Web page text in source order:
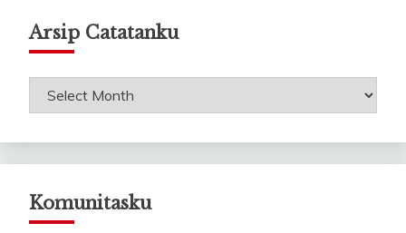
Arsip Catatanku
Arsip
Komunitasku